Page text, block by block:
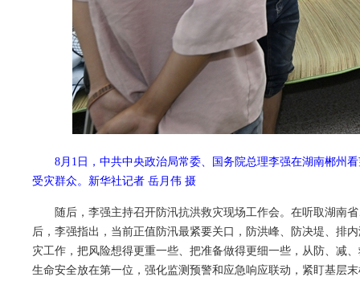
8月1日，中共中央政治局常委、国务院总理李强在湖南郴州
受灾群众。新华社记者 岳月伟 摄
随后，李强主持召开防汛抗洪救灾现场工作会。在听取湖南
后，李强指出，当前正值防汛最紧要关口，防洪峰、防决堤、排
灾工作，把风险想得更重一些、把准备做得更细一些，从防、减
生命安全放在第一位，强化监测预警和应急响应联动，紧盯基层